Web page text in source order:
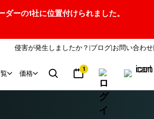
ーの1社に位置付けられました。
侵害が発生しましたか？ ブログ お問い合わせ
価格 1